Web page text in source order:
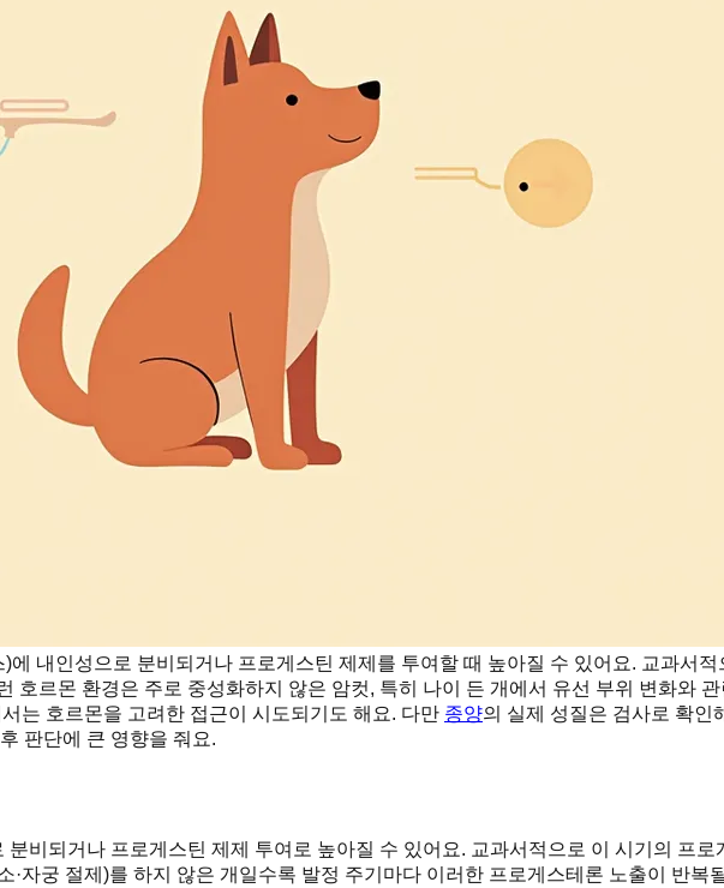
내인성으로 분비되거나 프로게스틴 제제를 투여할 때 높아질 수 있어요. 교과서
호르몬 환경은 주로 중성화하지 않은 암컷, 특히 나이 든 개에서 유선 부위 변화와
는 호르몬을 고려한 접근이 시도되기도 해요. 다만 종양의 실제 성질은 검사로 확인
판단에 큰 영향을 줘요.
비되거나 프로게스틴 제제 투여로 높아질 수 있어요. 교과서적으로 이 시기의 프
자궁 절제)를 하지 않은 개일수록 발정 주기마다 이러한 프로게스테론 노출이 반복